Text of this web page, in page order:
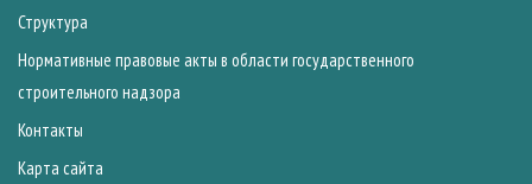
Структура
Нормативные правовые акты в области государственного
строительного надзора
Контакты
Карта сайта